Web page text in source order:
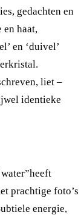
gedachten en
haat,
en ‘duivel’
liet –
identieke
prachtige foto’s
energie,